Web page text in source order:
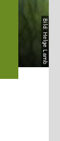
Bild: Helge Lamb